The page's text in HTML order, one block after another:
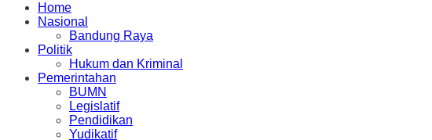
Home
Nasional
Bandung Raya
Politik
Hukum dan Kriminal
Pemerintahan
BUMN
Legislatif
Pendidikan
Yudikatif